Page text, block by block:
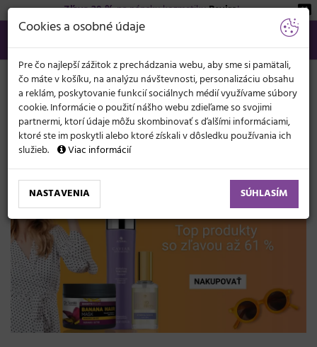
Zľava 20 %na pánsku kozmetikuBeviro!
02/21 201 099
info@svetkadernictva.sk
Po−pia: 8−17
Všetko o nákupe €
KATEGÓRIE
MENU
Cookies a osobné údaje
Pre čo najlepší zážitok z prechádzania webu, aby sme si pamätali,
čo máte v košíku, na analýzu návštevnosti, personalizáciu obsahu
a reklám, poskytovanie funkcií sociálnych médií využívame súbory
cookie. Informácie o použití nášho webu zdieľame so svojimi
partnermi, ktorí údaje môžu skombinovať s ďalšími informáciami,
ktoré ste im poskytli alebo ktoré získali v dôsledku používania ich
služieb.
Viac informácií
NASTAVENIA SÚHLASÍM